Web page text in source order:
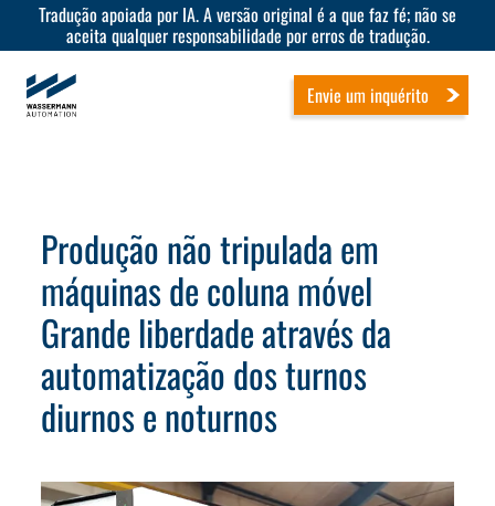
Tradução apoiada por IA. A versão original é a que faz fé; não se
aceita qualquer responsabilidade por erros de tradução.
Envie um inquérito
Produção não tripulada em
máquinas de coluna móvel
Grande liberdade através da
automatização dos turnos
diurnos e noturnos